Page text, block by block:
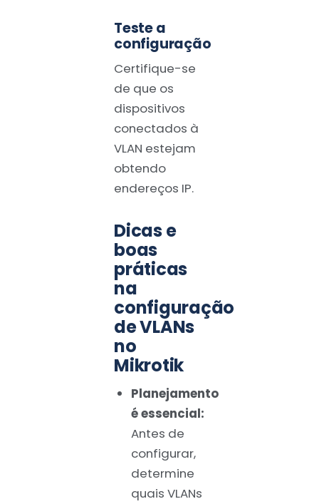
Teste a
configuração
Certifique-se
de que os
dispositivos
conectados à
VLAN estejam
obtendo
endereços IP.
Dicas e
boas
práticas
na
configuração
de VLANs
no
Mikrotik
Planejamento
é essencial:
Antes de
configurar,
determine
quais VLANs